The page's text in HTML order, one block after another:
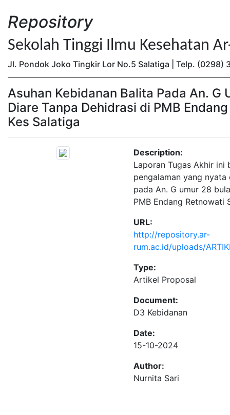
Repository
Sekolah Tinggi Ilmu Kesehatan
Jl. Pondok Joko Tingkir Lor No.5 Salatiga | Telp. (0298)
Asuhan Kebidanan Balita Pada An. G
Diare Tanpa Dehidrasi di PMB
Kes Salatiga
Description:
Laporan Tugas Akhir ini
pengalaman yang nyata
pada An. G umur 28
PMB Endang Retnowati
URL:
http://repository.ar-
rum.ac.id/uploads/
Type:
Artikel Proposal
Document:
D3 Kebidanan
Date:
15-10-2024
Author:
Nurnita Sari